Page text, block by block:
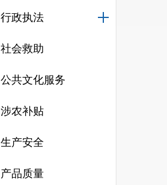
行政执法
社会救助
公共文化服务
涉农补贴
生产安全
产品质量